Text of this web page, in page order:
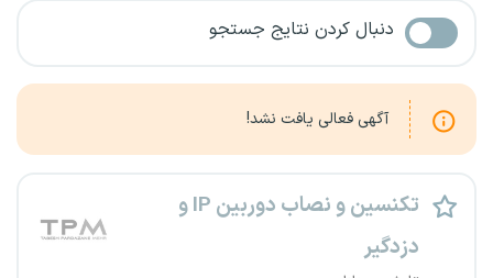
دنبال کردن نتایج جستجو
آگهی فعالی یافت نشد!
تکنسین و نصاب دوربین IP و
دزدگیر